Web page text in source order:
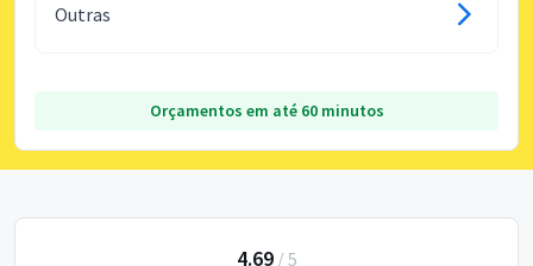
Outras
Orçamentos em até 60 minutos
4.69/ 5